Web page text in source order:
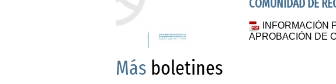
COMUNIDAD DE
INFORMACIÓN
APROBACIÓN DE
Más boletines